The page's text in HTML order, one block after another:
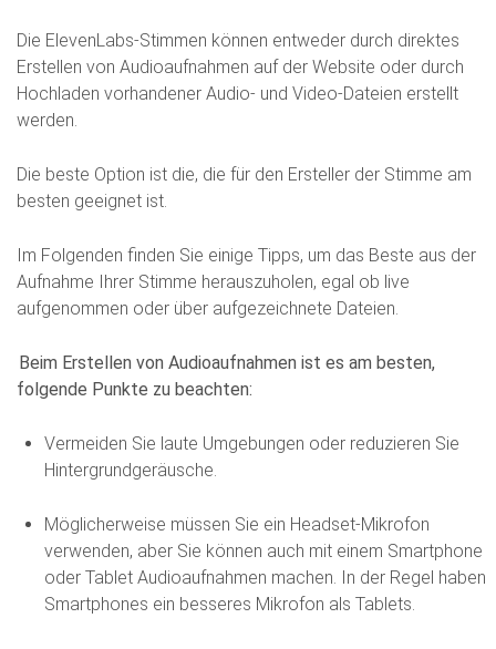
Die ElevenLabs-Stimmen können entweder durch direktes
Erstellen von Audioaufnahmen auf der Website oder durch
Hochladen vorhandener Audio- und Video-Dateien erstellt
werden.
Die beste Option ist die, die für den Ersteller der Stimme am
besten geeignet ist.
Im Folgenden finden Sie einige Tipps, um das Beste aus der
Aufnahme Ihrer Stimme herauszuholen, egal ob live
aufgenommen oder über aufgezeichnete Dateien.
Beim Erstellen von Audioaufnahmen ist es am besten,
folgende Punkte zu beachten:
Vermeiden Sie laute Umgebungen oder reduzieren Sie
Hintergrundgeräusche.
Möglicherweise müssen Sie ein Headset-Mikrofon
verwenden, aber Sie können auch mit einem Smartphone
oder Tablet Audioaufnahmen machen. In der Regel haben
Smartphones ein besseres Mikrofon als Tablets.